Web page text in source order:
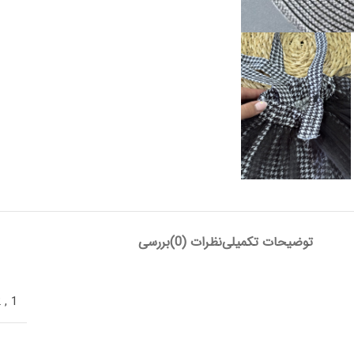
توضیحات تکمیلینظرات (0) بررسی
1
,